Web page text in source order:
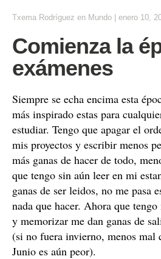
Txema Rodríguez en Mundo enero 10,
Comienza la
exámenes
Siempre se echa encima esta
más inspirado estas para
estudiar. Tengo que apagar el
mis proyectos y escribir menos
más ganas de hacer de todo,
que tengo sin aún leer en mi
ganas de ser leidos, no me pasa
nada que hacer. Ahora que
y memorizar me dan ganas de
(si no fuera invierno, menos mal
Junio es aún peor).